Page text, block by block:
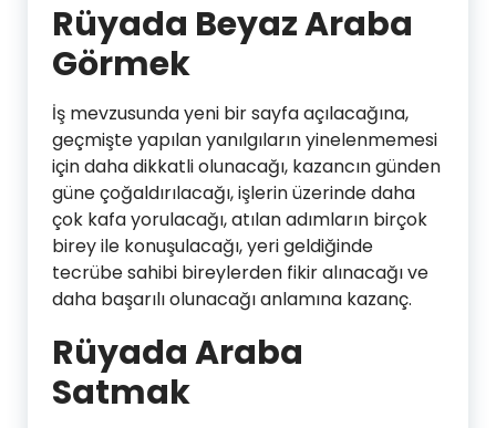
Rüyada Beyaz Araba
Görmek
İş mevzusunda yeni bir sayfa açılacağına,
geçmişte yapılan yanılgıların yinelenmemesi
için daha dikkatli olunacağı, kazancın günden
güne çoğaldırılacağı, işlerin üzerinde daha
çok kafa yorulacağı, atılan adımların birçok
birey ile konuşulacağı, yeri geldiğinde
tecrübe sahibi bireylerden fikir alınacağı ve
daha başarılı olunacağı anlamına kazanç.
Rüyada Araba
Satmak